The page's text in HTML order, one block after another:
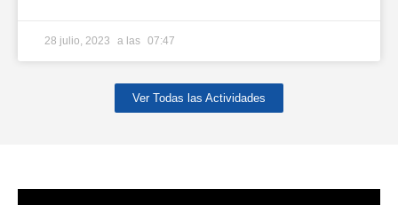
28 julio, 2023 07:47
Ver Todas las Actividades